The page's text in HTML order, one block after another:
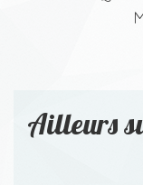
Ailleurs